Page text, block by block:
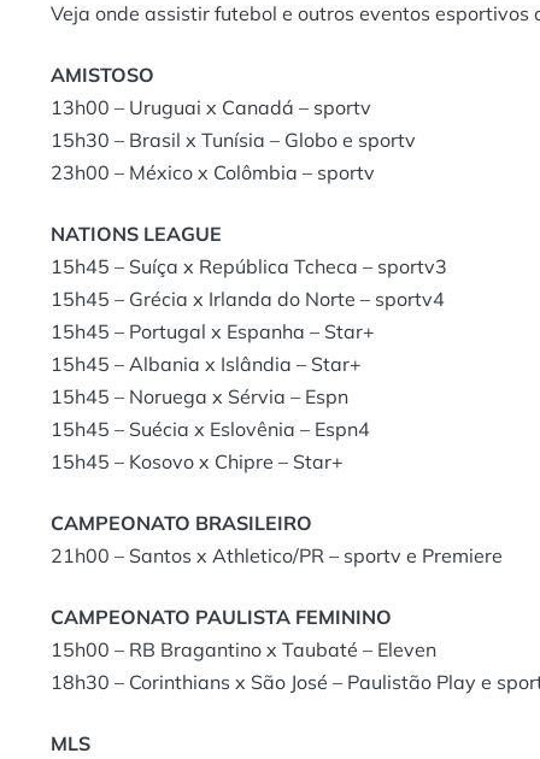
Veja onde assistir futebol e outros eventos esportivos
AMISTOSO
13h00 – Uruguai x Canadá – sportv
15h30 – Brasil x Tunísia – Globo e sportv
23h00 – México x Colômbia – sportv
NATIONS LEAGUE
15h45 – Suíça x República Tcheca – sportv3
15h45 – Grécia x Irlanda do Norte – sportv4
15h45 – Portugal x Espanha – Star+
15h45 – Albania x Islândia – Star+
15h45 – Noruega x Sérvia – Espn
15h45 – Suécia x Eslovênia – Espn4
15h45 – Kosovo x Chipre – Star+
CAMPEONATO BRASILEIRO
21h00 – Santos x Athletico/PR – sportv e Premiere
CAMPEONATO PAULISTA FEMININO
15h00 – RB Bragantino x Taubaté – Eleven
18h30 – Corinthians x São José – Paulistão Play e
MLS